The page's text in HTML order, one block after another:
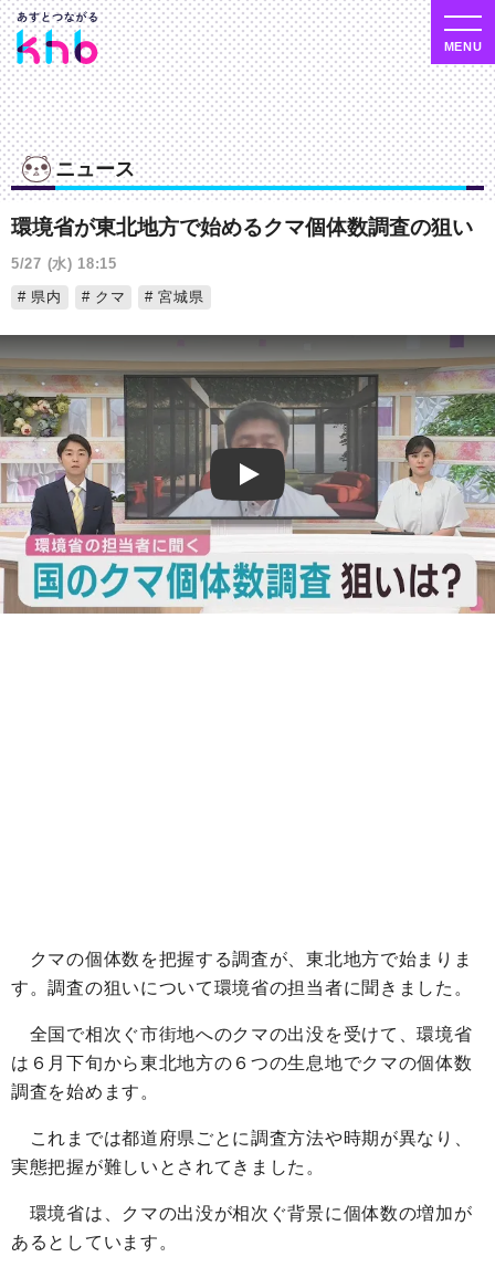
ニュース
環境省が東北地方で始めるクマ個体数調査の狙い
5/27 (水) 18:15
県内
クマ 宮城県
Play
クマの個体数を把握する調査が、東北地方で始まりま
す。調査の狙いについて環境省の担当者に聞きました。
全国で相次ぐ市街地へのクマの出没を受けて、環境省
は６月下旬から東北地方の６つの生息地でクマの個体数
調査を始めます。
これまでは都道府県ごとに調査方法や時期が異なり、
実態把握が難しいとされてきました。
環境省は、クマの出没が相次ぐ背景に個体数の増加が
あるとしています。